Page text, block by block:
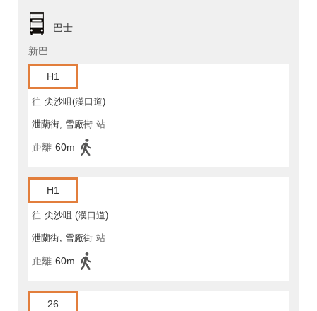
巴士
新巴
H1
往 尖沙咀(漢口道)
泄蘭街, 雪廠街 站
距離 60m
H1
往 尖沙咀 (漢口道)
泄蘭街, 雪廠街 站
距離 60m
26